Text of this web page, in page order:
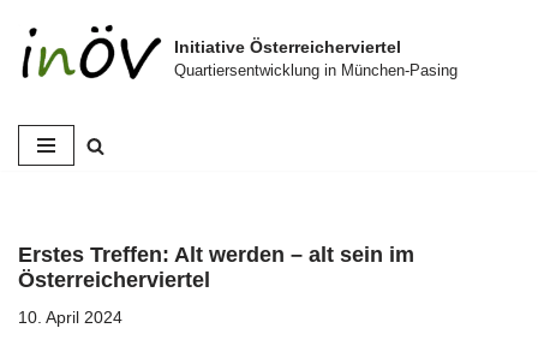
Zum
Initiative Österreicherviertel
Quartiersentwicklung in München-Pasing
Erstes Treffen: Alt werden – alt sein im
Österreicherviertel
10. April 2024